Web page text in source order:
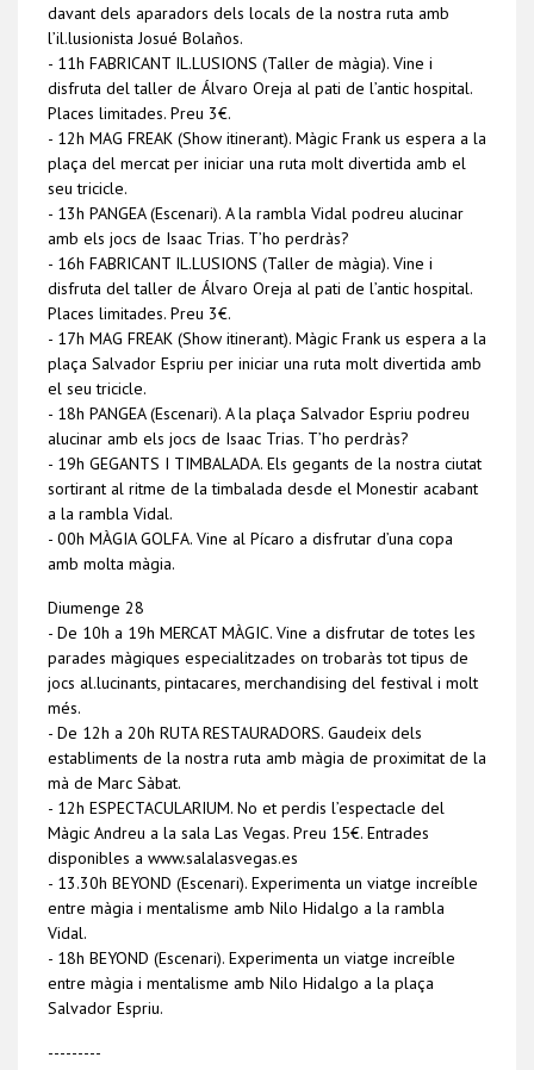
davant dels aparadors dels locals de la nostra ruta amb
l’il.lusionista Josué Bolaños.
- 11h FABRICANT IL.LUSIONS (Taller de màgia). Vine i
disfruta del taller de Álvaro Oreja al pati de l’antic hospital.
Places limitades. Preu 3€.
- 12h MAG FREAK (Show itinerant). Màgic Frank us espera a la
plaça del mercat per iniciar una ruta molt divertida amb el
seu tricicle.
- 13h PANGEA (Escenari). A la rambla Vidal podreu alucinar
amb els jocs de Isaac Trias. T’ho perdràs?
- 16h FABRICANT IL.LUSIONS (Taller de màgia). Vine i
disfruta del taller de Álvaro Oreja al pati de l’antic hospital.
Places limitades. Preu 3€.
- 17h MAG FREAK (Show itinerant). Màgic Frank us espera a la
plaça Salvador Espriu per iniciar una ruta molt divertida amb
el seu tricicle.
- 18h PANGEA (Escenari). A la plaça Salvador Espriu podreu
alucinar amb els jocs de Isaac Trias. T’ho perdràs?
- 19h GEGANTS I TIMBALADA. Els gegants de la nostra ciutat
sortirant al ritme de la timbalada desde el Monestir acabant
a la rambla Vidal.
- 00h MÀGIA GOLFA. Vine al Pícaro a disfrutar d’una copa
amb molta màgia.
Diumenge 28
- De 10h a 19h MERCAT MÀGIC. Vine a disfrutar de totes les
parades màgiques especialitzades on trobaràs tot tipus de
jocs al.lucinants, pintacares, merchandising del festival i molt
més.
- De 12h a 20h RUTA RESTAURADORS. Gaudeix dels
establiments de la nostra ruta amb màgia de proximitat de la
mà de Marc Sàbat.
- 12h ESPECTACULARIUM. No et perdis l’espectacle del
Màgic Andreu a la sala Las Vegas. Preu 15€. Entrades
disponibles a www.salalasvegas.es
- 13.30h BEYOND (Escenari). Experimenta un viatge increíble
entre màgia i mentalisme amb Nilo Hidalgo a la rambla
Vidal.
- 18h BEYOND (Escenari). Experimenta un viatge increíble
entre màgia i mentalisme amb Nilo Hidalgo a la plaça
Salvador Espriu.
---------